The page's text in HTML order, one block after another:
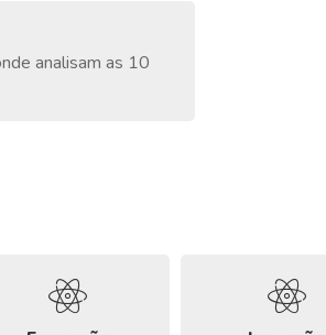
analisam as 10